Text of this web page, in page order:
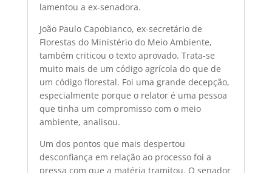
lamentou a ex-senadora.
João Paulo Capobianco, ex-secretário de
Florestas do Ministério do Meio Ambiente,
também criticou o texto aprovado. Trata-se
muito mais de um código agrícola do que de
um código florestal. Foi uma grande decepção,
especialmente porque o relator é uma pessoa
que tinha um compromisso com o meio
ambiente, analisou.
Um dos pontos que mais despertou
desconfiança em relação ao processo foi a
pressa com que a matéria tramitou. O senador